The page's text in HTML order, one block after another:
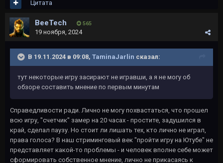
Цитата
BeeTech 565
19 ноября, 2024
В 19.11.2024 в 09:08, TaminaJarlin сказал:
тут некоторые игру засирают не игравши, а я не могу об
обзоре составить мнение по первым минутам
Справедливости ради. Лично не могу похвастаться, что прошел
всю игру, "счетчик" замер на 20 часах - простите, задушился в
край, сделал паузу. Но стоит ли лишать тех, кто лично не играл,
права голоса? В наш стриминговый век "пройти игру на Ютубе" не
представляет какой-то проблемы - и человек вполне себе может
сформировать собственное мнение, лично не прикасаясь к